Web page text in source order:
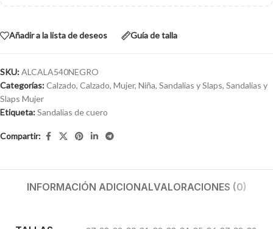
Añadir a la lista de deseos Guía de talla
SKU:ALCALA540NEGRO
Categorías:Calzado, Calzado, Mujer, Niña, Sandalias y Slaps, Sandalias y
Slaps Mujer
Etiqueta:Sandalias de cuero
Compartir:
INFORMACIÓN ADICIONALVALORACIONES (0)